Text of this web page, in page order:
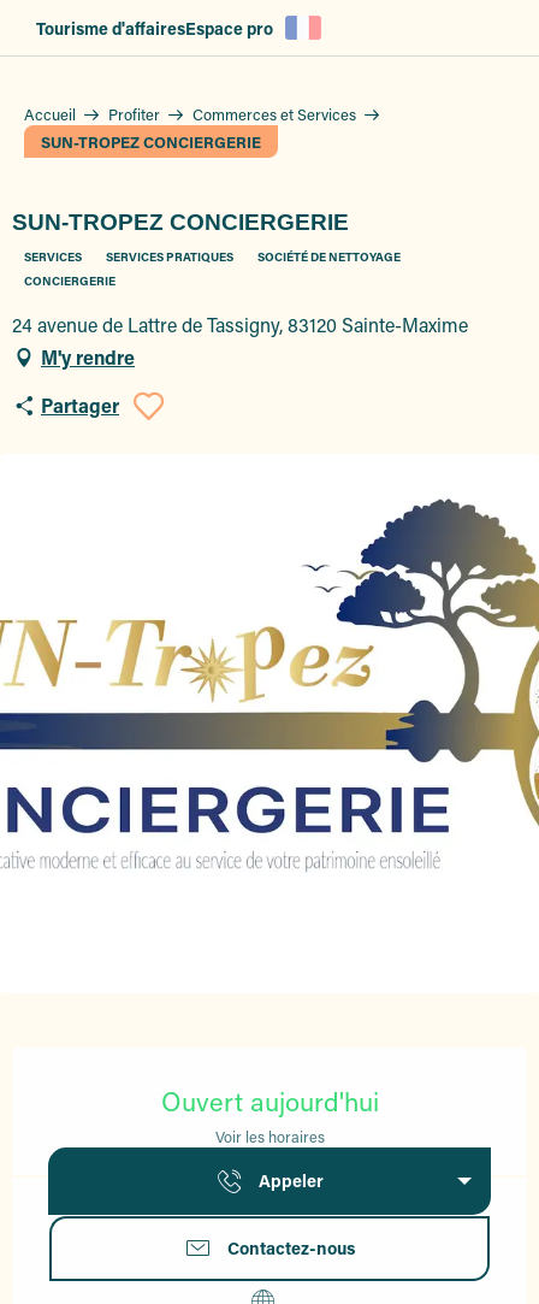
Tourisme d'affairesEspace pro
Accueil Profiter
Commerces et Services
SUN-TROPEZ CONCIERGERIE
SUN-TROPEZ CONCIERGERIE
SERVICES SERVICES PRATIQUES
SOCIÉTÉ DE NETTOYAGE
CONCIERGERIE
24 avenue de Lattre de Tassigny, 83120 Sainte-Maxime
M'y rendre
Partager
Ajouter aux favoris
Ouvert aujourd'hui
Voir les horaires
Appeler
Contactez-nous